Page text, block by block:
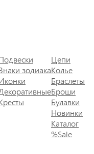
зодиака
Цепи
Колье
Браслеты
Броши
Булавки
Новинки
Каталог
%Sale